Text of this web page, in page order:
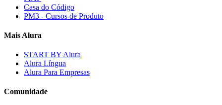
Casa do Código
PM3 - Cursos de Produto
Mais Alura
START BY Alura
Alura Língua
Alura Para Empresas
Comunidade